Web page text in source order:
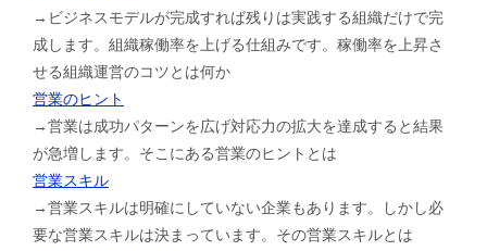
→ビジネスモデルが完成すれば残りは実践する組織だけで完
成します。組織稼働率を上げる仕組みです。稼働率を上昇さ
せる組織運営のコツとは何か
営業のヒント
→営業は成功パターンを広げ対応力の拡大を達成すると結果
が急増します。そこにある営業のヒントとは
営業スキル
→営業スキルは明確にしていない企業もあります。しかし必
要な営業スキルは決まっています。その営業スキルとは